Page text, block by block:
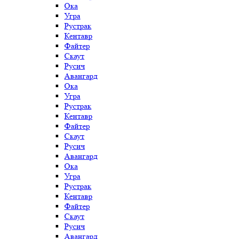
Ока
Угра
Рустрак
Кентавр
Файтер
Скаут
Русич
Авангард
Ока
Угра
Рустрак
Кентавр
Файтер
Скаут
Русич
Авангард
Ока
Угра
Рустрак
Кентавр
Файтер
Скаут
Русич
Авангард